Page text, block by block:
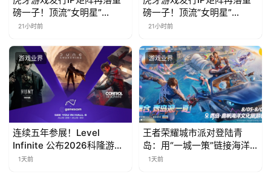
磅一子！顶流“女明星”
ZANMANG LOOPY 正版3D
曝光
21小时前
磅一子！顶流“女明星”
ZANMANG LOOPY 正版3D
曝光
21小时前
游戏业界
连续五年参展！Level
Infinite 公布2026科隆游戏
展产品阵容
1天前
游戏业界
王者荣耀城市派对登陆青
岛：用“一城一策”链接海洋
场景，以双向奔赴带动夏日
1天前